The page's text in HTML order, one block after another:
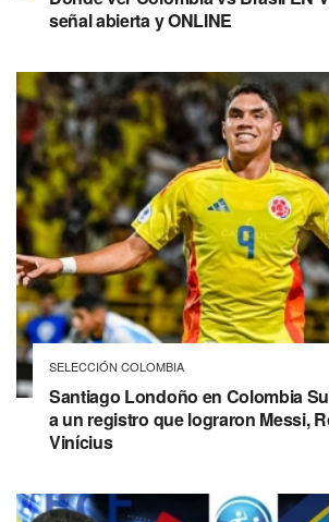
señal abierta y ONLINE
SELECCIÓN COLOMBIA
Santiago Londoño en Colombia
a un registro que lograron Messi,
Vinícius